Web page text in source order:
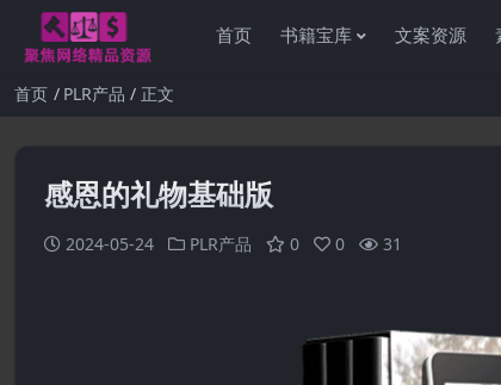
首页 书籍宝库 文案资源
首页 PLR产品 正文
感恩的礼物基础版
2024-05-24 PLR产品 0 0 31